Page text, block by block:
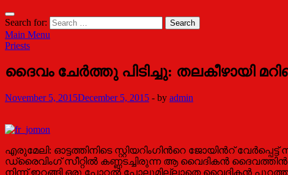
Search for:
Main Menu
Priests
ദൈവം ചേര്‍ത്തു പിടിച്ചു: തലകീഴായി
November 5, 2015December 5, 2015 - by admin
എരുമേലി: ഓട്ടത്തിനിടെ സ്റ്റിയറിംഗിന്‍റെ ജോയിന്‍റ്
ഡ്രൈവിംഗ് സീറ്റില്‍ കണ്ണടച്ചിരുന്ന ആ വൈദികന്‍
നിന്ന് ഇറങ്ങി ഒരു പോറല്‍ പോലുമില്ലാതെ വൈദികന്‍